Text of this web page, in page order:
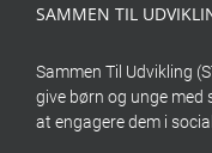
SAMMEN TIL
Sammen Til Udvikling
give børn og unge med
at engagere dem i